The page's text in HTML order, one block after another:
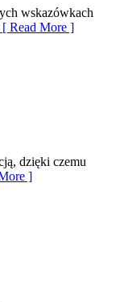
wskazówkach
[ Read More ]
dzięki czemu
]